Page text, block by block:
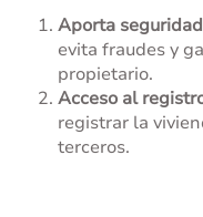
Aporta
evita fraudes y
propietario.
Acceso al
registrar la
terceros.